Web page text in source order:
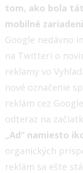
tom, ako bola
mobilné
Google nedávno
na Twitteri o
reklamy vo
nové označenie
reklám cez
odteraz na
„Ad“ namiesto
organických
reklám sa ešte